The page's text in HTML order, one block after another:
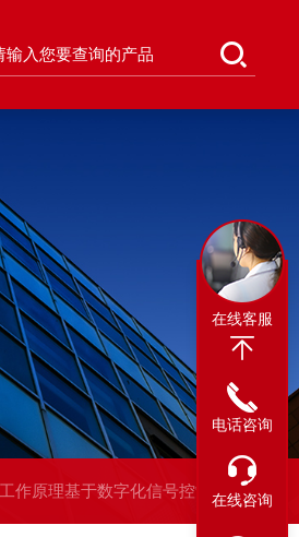
作原理基于数字化信号控制
在线客服
电话咨询
在线咨询